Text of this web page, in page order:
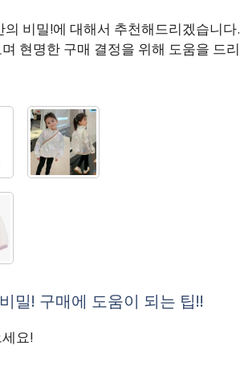
비밀!에 대해서 추천해드리겠습니다.
현명한 구매 결정을 위해 도움을 드리
밀! 구매에 도움이 되는 팁!!
요!